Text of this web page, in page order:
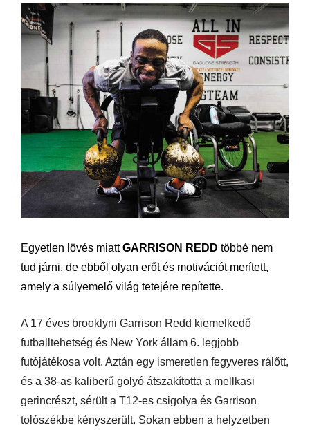
Egyetlen lövés miattGARRISON REDD többé nem
tud járni, de ebből olyan erőt és motivációt merített,
amely a súlyemelő világ tetejére repítette.
A 17 éves brooklyni Garrison Redd kiemelkedő
futballtehetség és New York állam 6. legjobb
futójátékosa volt. Aztán egy ismeretlen fegyveres rálőtt,
és a 38-as kaliberű golyó átszakította a mellkasi
gerincrészt, sérült a T12-es csigolya és Garrison
tolószékbe kényszerült. Sokan ebben a helyzetben